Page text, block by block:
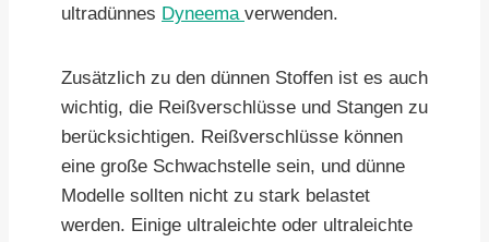
ultradünnes Dyneema verwenden.
Zusätzlich zu den dünnen Stoffen ist es auch
wichtig, die Reißverschlüsse und Stangen zu
berücksichtigen. Reißverschlüsse können
eine große Schwachstelle sein, und dünne
Modelle sollten nicht zu stark belastet
werden. Einige ultraleichte oder ultraleichte